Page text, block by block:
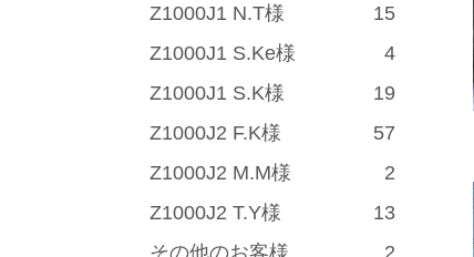
Z1000J1 N.T様
15
Z1000J1 S.Ke様
4
Z1000J1 S.K様
19
Z1000J2 F.K様
57
Z1000J2 M.M様
2
Z1000J2 T.Y様
13
その他のお客様
2